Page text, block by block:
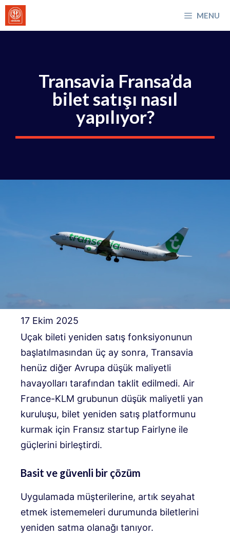
İçeriğe
atla
MENU
Transavia Fransa’da
bilet satışı nasıl
yapılıyor?
17 Ekim 2025
Uçak bileti yeniden satış fonksiyonunun
başlatılmasından üç ay sonra, Transavia
henüz diğer Avrupa düşük maliyetli
havayolları tarafından taklit edilmedi. Air
France-KLM grubunun düşük maliyetli yan
kuruluşu, bilet yeniden satış platformunu
kurmak için Fransız startup Fairlyne ile
güçlerini birleştirdi.
Basit ve güvenli bir çözüm
Uygulamada müşterilerine, artık seyahat
etmek istememeleri durumunda biletlerini
yeniden satma olanağı tanıyor.